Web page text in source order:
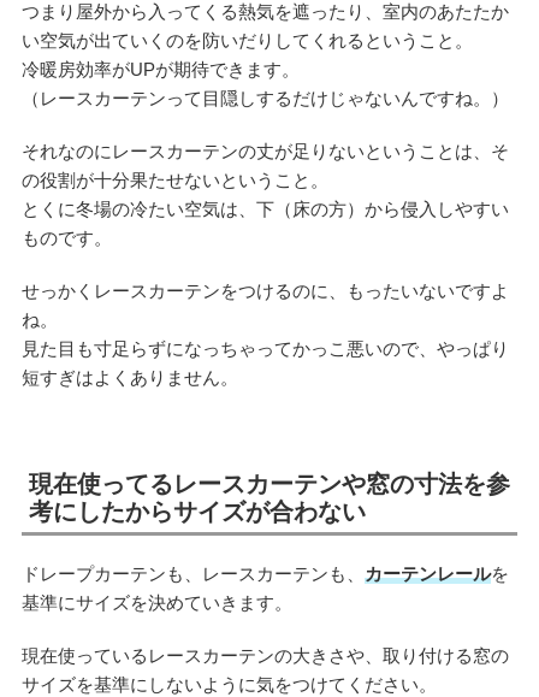
つまり屋外から入ってくる熱気を遮ったり、室内のあたたか
い空気が出ていくのを防いだりしてくれるということ。
冷暖房効率がUPが期待できます。
（レースカーテンって目隠しするだけじゃないんですね。）
それなのにレースカーテンの丈が足りないということは、そ
の役割が十分果たせないということ。
とくに冬場の冷たい空気は、下（床の方）から侵入しやすい
ものです。
せっかくレースカーテンをつけるのに、もったいないですよ
ね。
見た目も寸足らずになっちゃってかっこ悪いので、やっぱり
短すぎはよくありません。
現在使ってるレースカーテンや窓の寸法を参
考にしたからサイズが合わない
ドレープカーテンも、レースカーテンも、 カーテンレールを
基準にサイズを決めていきます。
現在使っているレースカーテンの大きさや、取り付ける窓の
サイズを基準にしないように気をつけてください。